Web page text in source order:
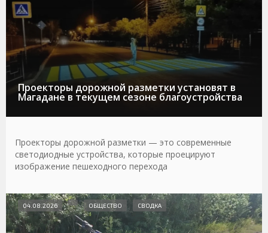
Проекторы дорожной разметки установят в
Магадане в текущем сезоне благоустройства
Проекторы дорожной разметки — это современные
светодиодные устройства, которые проецируют
изображение пешеходного перехода
04.08.2026 ОБЩЕСТВО СВОДКА